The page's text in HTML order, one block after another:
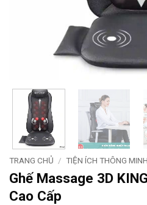
TRANG CHỦ / TIỆN ÍCH THÔNG MINH
Ghế Massage 3D
Cao Cấp